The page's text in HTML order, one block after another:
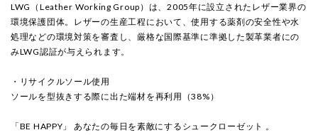
LWG（Leather Working Group）は、2005年に設立されたレザー業界の
環境保護団体。レザーの生産工程において、使用する薬剤の安全性や水
処理などの環境対策を審査し、厳格な国際基準に準拠した製革業者にの
みLWG認証が与えられます。
・リサイクルソール使用
ソールを型抜きする際に出た端材を再利用（38%）
「BE HAPPY」 あなたの毎日を素敵にするシュークローゼット 。